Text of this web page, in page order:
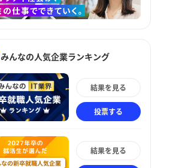
みんなの人気企業ランキング
結果を見る
投票する
結果を見る